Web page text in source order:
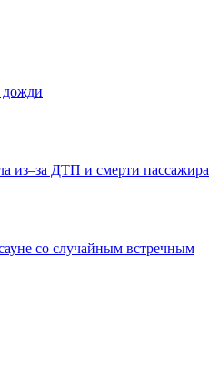
дожди
из–за ДТП и смерти пассажира
со случайным встречным